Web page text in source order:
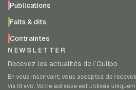
Publications
Faits & dits
Contraintes
NEWSLETTER
Recevez les actualités de l’Oulipo.
En vous inscrivant, vous acceptez de
via Brevo. Votre adresse est utilisée